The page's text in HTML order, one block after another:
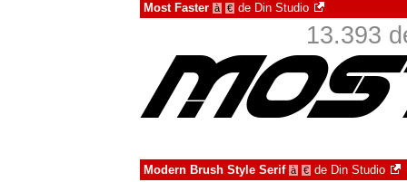
Most Faster à € de Din Studio
13.393
Modern Brush Style Serif à € de Din Studio